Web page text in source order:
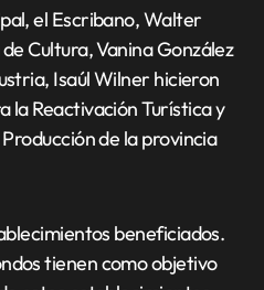
Cultura, Vanina González
Isaúl Wilner hicieron
la Reactivación Turística y
de la provincia
beneficiados.
tienen como objetivo